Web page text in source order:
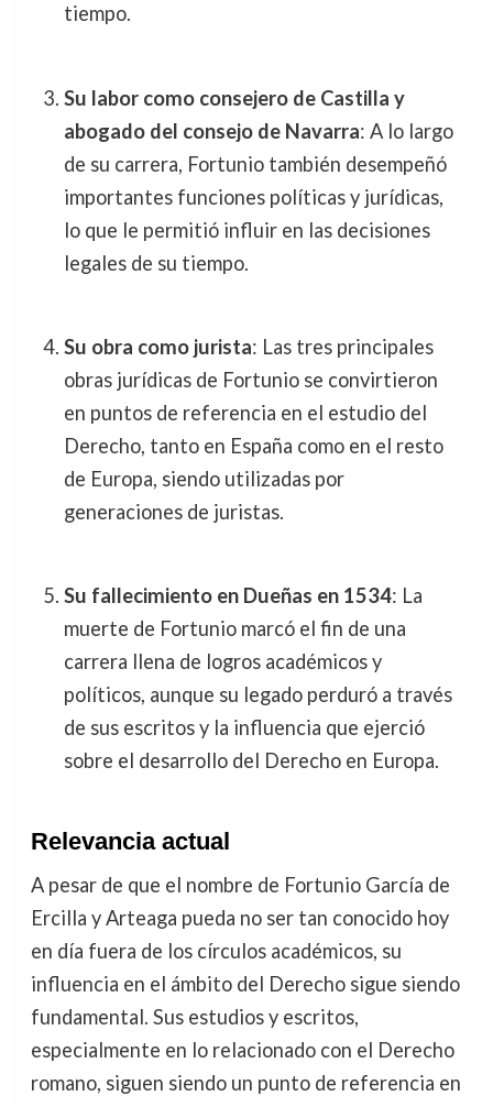
tiempo.
Su labor como consejero de Castilla y
abogado del consejo de Navarra: A lo largo
de su carrera, Fortunio también desempeñó
importantes funciones políticas y jurídicas,
lo que le permitió influir en las decisiones
legales de su tiempo.
Su obra como jurista: Las tres principales
obras jurídicas de Fortunio se convirtieron
en puntos de referencia en el estudio del
Derecho, tanto en España como en el resto
de Europa, siendo utilizadas por
generaciones de juristas.
Su fallecimiento en Dueñas en 1534: La
muerte de Fortunio marcó el fin de una
carrera llena de logros académicos y
políticos, aunque su legado perduró a través
de sus escritos y la influencia que ejerció
sobre el desarrollo del Derecho en Europa.
Relevancia actual
A pesar de que el nombre de Fortunio García de
Ercilla y Arteaga pueda no ser tan conocido hoy
en día fuera de los círculos académicos, su
influencia en el ámbito del Derecho sigue siendo
fundamental. Sus estudios y escritos,
especialmente en lo relacionado con el Derecho
romano, siguen siendo un punto de referencia en